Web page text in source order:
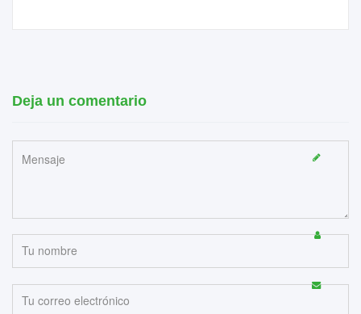
Deja un comentario